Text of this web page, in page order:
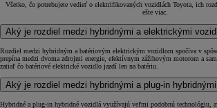
Všetko, čo potrebujete vedieť o elektrifikovaných vozidlách Toyota, ich
ešte viac.
Aký je rozdiel medzi hybridnými a elektrickými
Rozdiel medzi hybridným a batériovým elektrickým vozidlom spočíva v
prepína medzi dvoma zdrojmi energie, efektívnym zážihovým motorom a
zatiaľ čo batériové elektrické vozidlo jazdí len na batériu.
Aký je rozdiel medzi hybridnými a plug-in
Hybridné a plug-in hybridné vozidlá využívajú veľmi podobnú technológiu,